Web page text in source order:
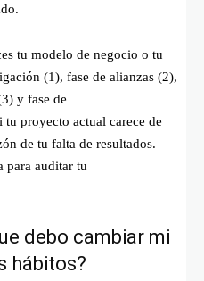
tu modelo de negocio o tu
(1), fase de alianzas (2),
y fase de
proyecto actual carece de
de tu falta de resultados.
para auditar tu
debo cambiar mi
hábitos?